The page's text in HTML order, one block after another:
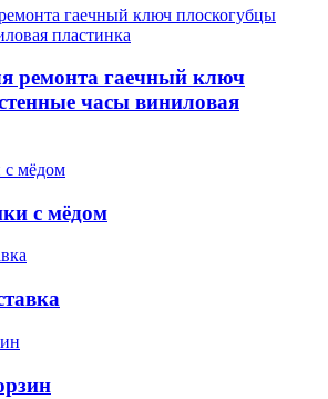
ремонта гаечный ключ
часы виниловая
с мёдом